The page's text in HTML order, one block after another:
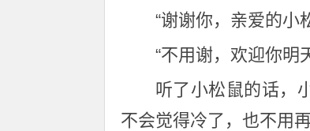
“谢谢你，亲爱的小
“不用谢，欢迎你明
听了小松鼠的话，
不会觉得冷了，也不用